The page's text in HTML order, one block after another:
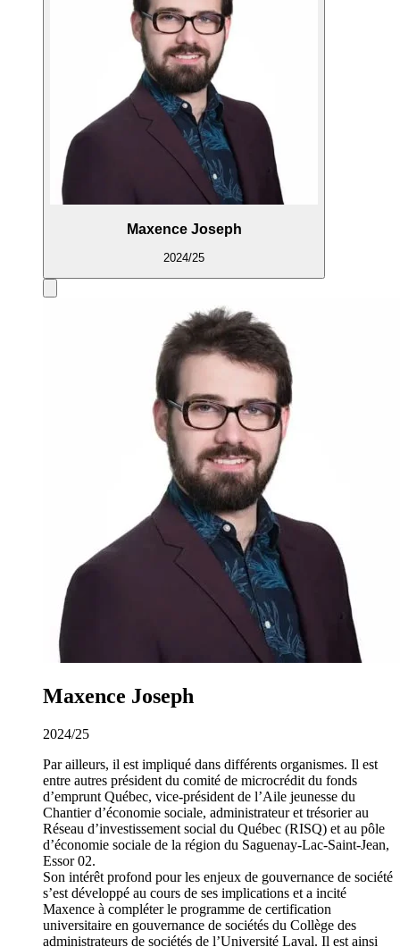
Maxence Joseph
2024/25
Maxence Joseph
2024/25
Par ailleurs, il est impliqué dans différents organismes. Il est
entre autres président du comité de microcrédit du fonds
d’emprunt Québec, vice-président de l’Aile jeunesse du
Chantier d’économie sociale, administrateur et trésorier au
Réseau d’investissement social du Québec (RISQ) et au pôle
d’économie sociale de la région du Saguenay-Lac-Saint-Jean,
Essor 02.
Son intérêt profond pour les enjeux de gouvernance de société
s’est développé au cours de ses implications et a incité
Maxence à compléter le programme de certification
universitaire en gouvernance de sociétés du Collège des
administrateurs de sociétés de l’Université Laval. Il est ainsi